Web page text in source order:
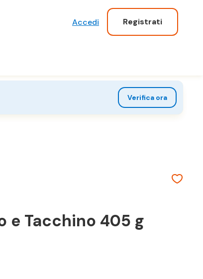
Accedi Registrati
Verifica ora
e Tacchino 405 g